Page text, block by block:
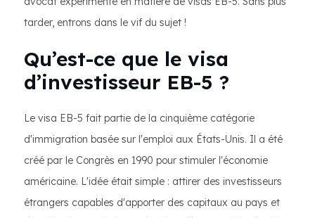
tarder, entrons dans le vif du sujet !
Qu’est-ce que le visa
d’investisseur EB-5 ?
Le visa EB-5 fait partie de la cinquième catégorie
d'immigration basée sur l'emploi aux États-Unis. Il a été
créé par le Congrès en 1990 pour stimuler l'économie
américaine. L'idée était simple : attirer des investisseurs
étrangers capables d'apporter des capitaux au pays et